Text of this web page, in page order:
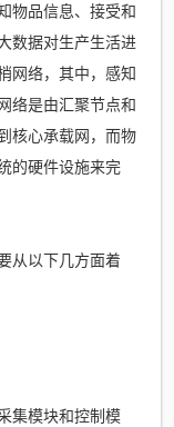
物品信息、接受和
数据对生产生活进
网络，其中，感知
络是由汇聚节点和
核心承载网，而物
的硬件设施来完
以下几方面着
集模块和控制模